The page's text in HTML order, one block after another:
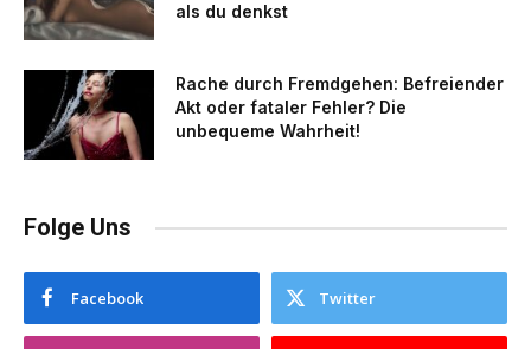
als du denkst
Rache durch Fremdgehen: Befreiender
Akt oder fataler Fehler? Die
unbequeme Wahrheit!
Folge Uns
Facebook Twitter